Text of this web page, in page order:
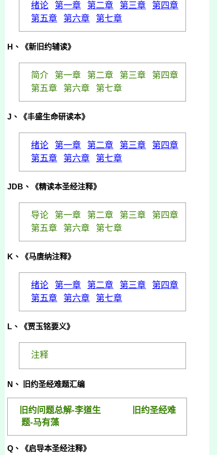
绪论 第一章 第二章 第三章
第四章
第五章
第六章 第七章
H 、《新旧约辅读》
简介 第一章 第二章 第三章
第四章
第五章
第六章 第七章
J、《丰盛生命研读本》
绪论 第一章 第二章 第三章
第四章
第五章
第六章 第七章
JDB 、《精读本圣经注释》
导论 第一章 第二章 第三章
第四章
第五章
第六章 第七章
K、《马唐纳注释》
绪论 第一章 第二章 第三章
第四章
第五章
第六章 第七章
L、《贾玉铭要义》
注释
N、 旧约圣经难题汇编
旧约问题总解-李道生
旧约圣经难
题-马有藻
Q 、《启导本圣经注释》